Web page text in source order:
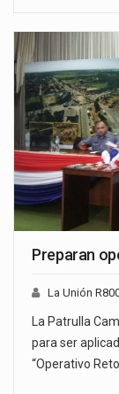
Preparan
La Unión
La Patrulla
para ser
“Operativo